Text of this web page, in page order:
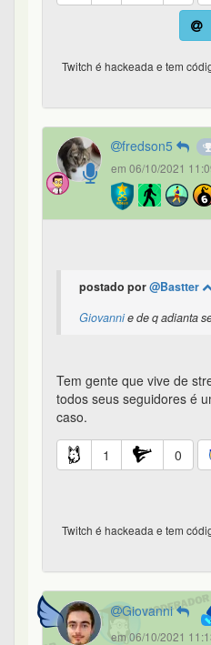
Twitch é hackeada e tem
fredson5
em 06/10/2021
postado por@Bastter
Giovannie de q adianta
Tem gente que vive de
todos seus seguidores é
caso.
1 0
Twitch é hackeada e tem
Giovanni
em 06/10/2021